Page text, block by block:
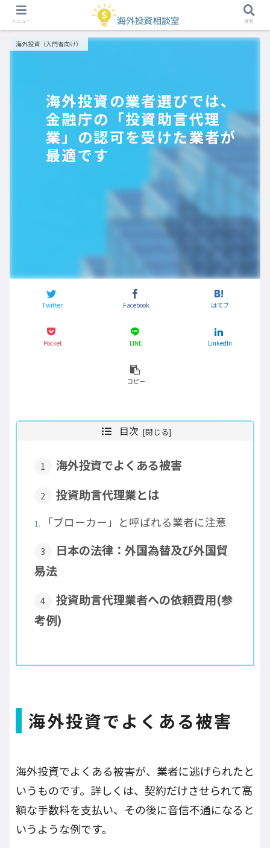
海外投資の業者選びでは、
金融庁の「投資助言代理
業」の認可を受けた業者が
最適です
海外投資（入門者向け）
Twitter Facebook はてブ
Pocket LINE LinkedIn
コピー
目次
海外投資でよくある被害
投資助言代理業とは
「ブローカー」と呼ばれる業者に注意
日本の法律：外国為替及び外国貿
易法
投資助言代理業者への依頼費用(参
考例)
海外投資でよくある被害
海外投資でよくある被害が、業者に逃げられたと
いうものです。詳しくは、契約だけさせられて高
額な手数料を支払い、その後に音信不通になると
いうような例です。
メニュー 検索